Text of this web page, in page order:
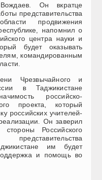
Он вкратце
представительства
продвижения
напомнил о
центра науки и
будет оказывать
командированным
Чрезвычайного и
в Таджикистане
российско-
проекта, который
российских учителей-
Он заверил
Российского
им будет
и помощь во